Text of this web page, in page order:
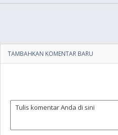
TAMBAHKAN KOMENTAR BARU